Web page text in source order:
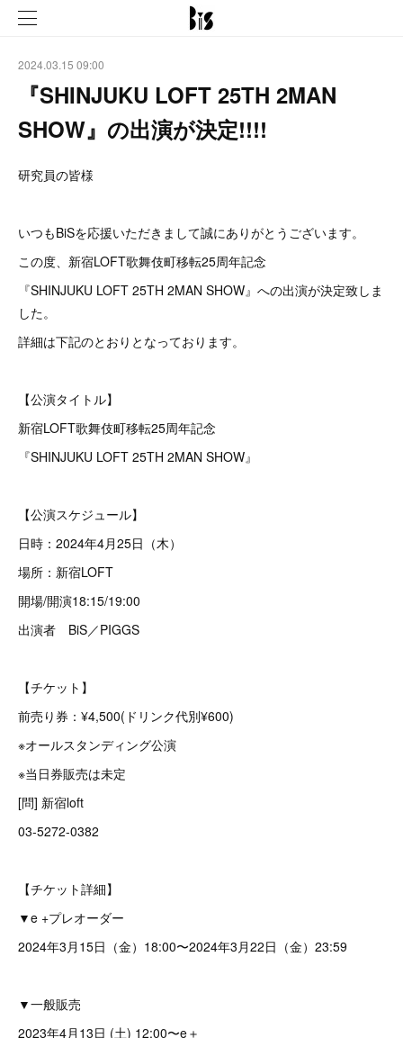
2024.03.15 09:00
『SHINJUKU LOFT 25TH 2MAN
SHOW』の出演が決定!!!!
研究員の皆様
いつもBiSを応援いただきまして誠にありがとうございます。
この度、新宿LOFT歌舞伎町移転25周年記念
『SHINJUKU LOFT 25TH 2MAN SHOW』への出演が決定致しま
した。
詳細は下記のとおりとなっております。
【公演タイトル】
新宿LOFT歌舞伎町移転25周年記念
『SHINJUKU LOFT 25TH 2MAN SHOW』
【公演スケジュール】
日時：2024年4月25日（木）
場所：新宿LOFT
開場/開演18:15/19:00
出演者 BiS／PIGGS
【チケット】
前売り券：¥4,500(ドリンク代別¥600)
※オールスタンディング公演
※当日券販売は未定
[問] 新宿loft
03-5272-0382
【チケット詳細】
▼e +プレオーダー
2024年3月15日（金）18:00〜2024年3月22日（金）23:59
▼一般販売
2023年4月13日 (土) 12:00〜e＋